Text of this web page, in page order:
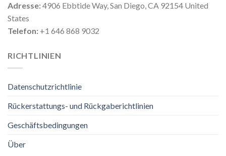
Adresse:4906 Ebbtide Way, San Diego, CA 92154 United
States
Telefon: +1 646 868 9032
RICHTLINIEN
Datenschutzrichtlinie
Rückerstattungs- und Rückgaberichtlinien
Geschäftsbedingungen
Über